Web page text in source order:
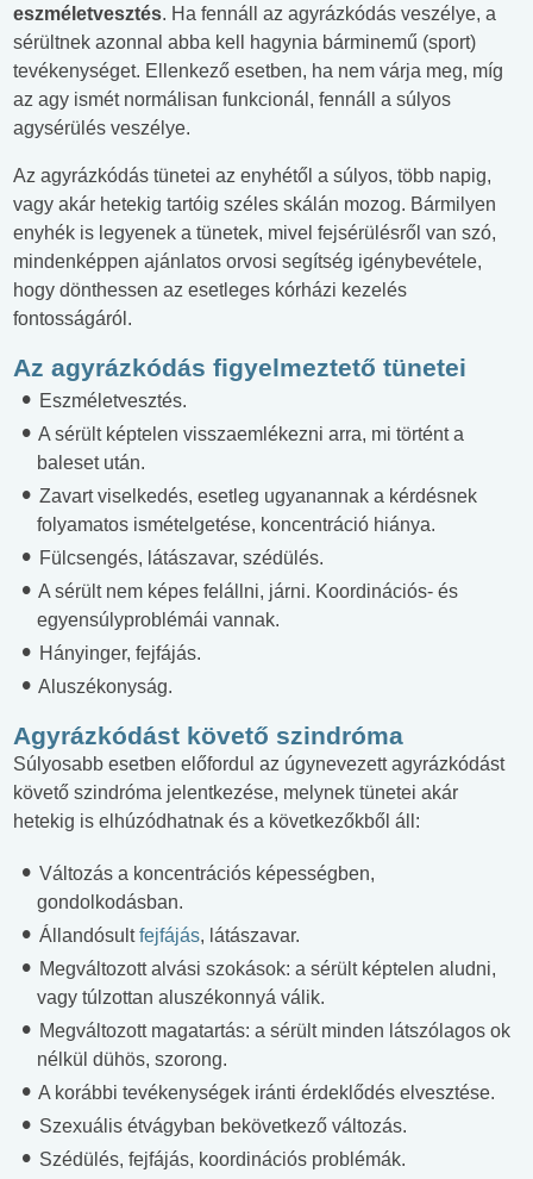
eszméletvesztés. Ha fennáll az agyrázkódás veszélye, a
sérültnek azonnal abba kell hagynia bárminemű (sport)
tevékenységet. Ellenkező esetben, ha nem várja meg, míg
az agy ismét normálisan funkcionál, fennáll a súlyos
agysérülés veszélye.
Az agyrázkódás tünetei az enyhétől a súlyos, több napig,
vagy akár hetekig tartóig széles skálán mozog. Bármilyen
enyhék is legyenek a tünetek, mivel fejsérülésről van szó,
mindenképpen ajánlatos orvosi segítség igénybevétele,
hogy dönthessen az esetleges kórházi kezelés
fontosságáról.
Az agyrázkódás figyelmeztető tünetei
Eszméletvesztés.
A sérült képtelen visszaemlékezni arra, mi történt a
baleset után.
Zavart viselkedés, esetleg ugyanannak a kérdésnek
folyamatos ismételgetése, koncentráció hiánya.
Fülcsengés, látászavar, szédülés.
A sérült nem képes felállni, járni. Koordinációs- és
egyensúlyproblémái vannak.
Hányinger, fejfájás.
Aluszékonyság.
Agyrázkódást követő szindróma
Súlyosabb esetben előfordul az úgynevezett agyrázkódást
követő szindróma jelentkezése, melynek tünetei akár
hetekig is elhúzódhatnak és a következőkből áll:
Változás a koncentrációs képességben,
gondolkodásban.
Állandósultfejfájás, látászavar.
Megváltozott alvási szokások: a sérült képtelen aludni,
vagy túlzottan aluszékonnyá válik.
Megváltozott magatartás: a sérült minden látszólagos ok
nélkül dühös, szorong.
A korábbi tevékenységek iránti érdeklődés elvesztése.
Szexuális étvágyban bekövetkező változás.
Szédülés, fejfájás, koordinációs problémák.